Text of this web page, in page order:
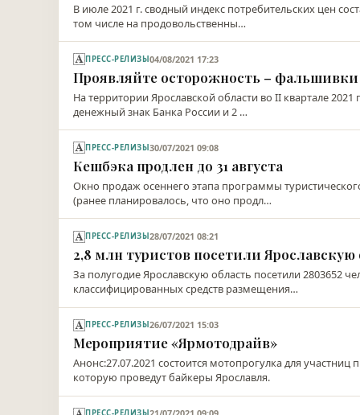
В июле 2021 г. сводный индекс потребительских цен
том числе на продовольственны…
ПРЕСС-РЕЛИЗЫ04/08/2021 17:23
Проявляйте осторожность –
На территории Ярославской области во II квартале
денежный знак Банка России и 2 …
ПРЕСС-РЕЛИЗЫ30/07/2021 09:08
Кешбэка продлен до 31 августа
Окно продаж осеннего этапа программы
(ранее планировалось, что оно продл…
ПРЕСС-РЕЛИЗЫ28/07/2021 08:21
2,8 млн туристов посетили Ярославскую
За полугодие Ярославскую область посетили 2803652
классифицированных средств размещения…
ПРЕСС-РЕЛИЗЫ26/07/2021 15:03
Мероприятие «Ярмотодрайв»
Анонс:27.07.2021 состоится мотопрогулка для
которую проведут байкеры Ярославля.